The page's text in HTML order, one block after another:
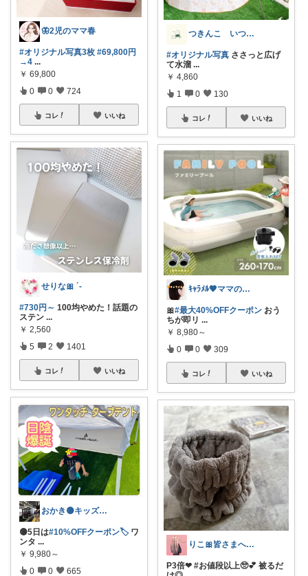
🦋2児のママ春
#オリジナル写真3枚 #69,800円
→4 ...
￥ 69,800
0 0 724
コレ いいね
せりな🎀 ´-
#730円～ 100均やめた！話題の
ステン ...
￥ 2,560
5 2 1401
コレ いいね
おかき🟡キッズ、子供服、暑さ対策
🟡5日は#10%OFFクーポン🏷️ワ
ンタ ...
￥ 9,980～
0 0 665
つきんこ いつもありがとうˎˊ˗
#オリジナル写真 ささっと広げ
て水溜 ...
￥ 4,860
1 0 130
コレ いいね
ｷｬﾗﾒﾙ🧡ママのかわいい×ラク育児✼
🎀#最大40%OFFクーポン おう
ちが即リ ...
￥ 8,980～
0 0 309
コレ いいね
りこ🎀皆さまへ心から感謝🩶
P3倍❤︎ # お値段以上🥺💕 被るだ